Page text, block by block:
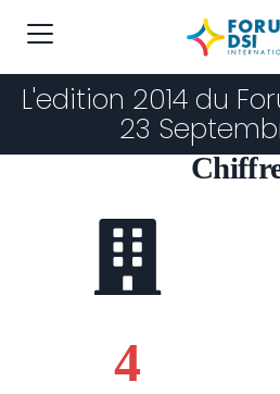
L'edition 2014 du
23
4